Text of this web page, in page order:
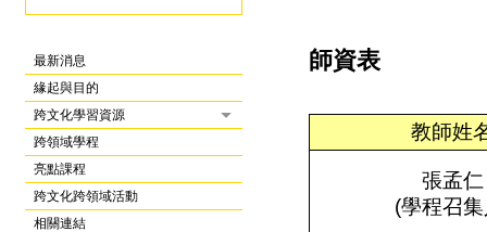
最新消息
緣起與目的
跨文化學習資源
跨領域學程
亮點課程
跨文化跨領域活動
相關連結
師資表
教師姓
張孟仁
(學程召